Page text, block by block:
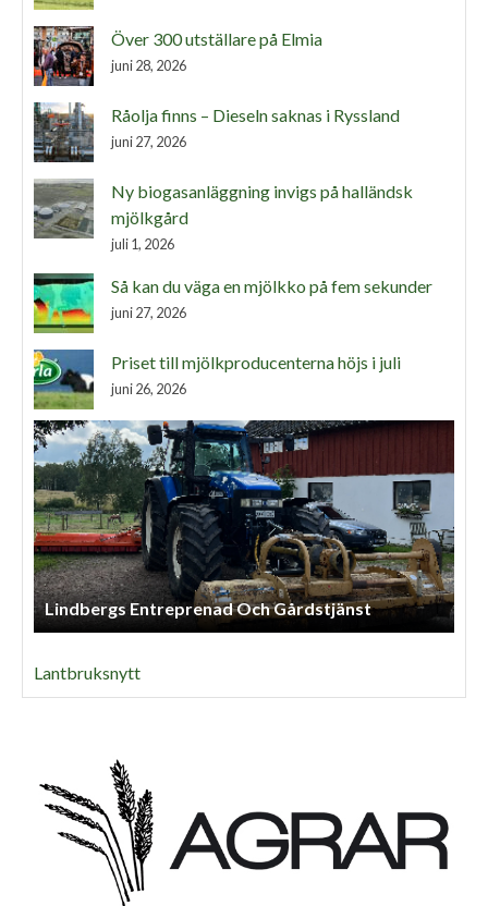
Över 300 utställare på Elmia
juni 28, 2026
Råolja finns – Dieseln saknas i Ryssland
juni 27, 2026
Ny biogasanläggning invigs på halländsk
mjölkgård
juli 1, 2026
Så kan du väga en mjölkko på fem sekunder
juni 27, 2026
Priset till mjölkproducenterna höjs i juli
juni 26, 2026
Lindbergs Entreprenad Och Gårdstjänst